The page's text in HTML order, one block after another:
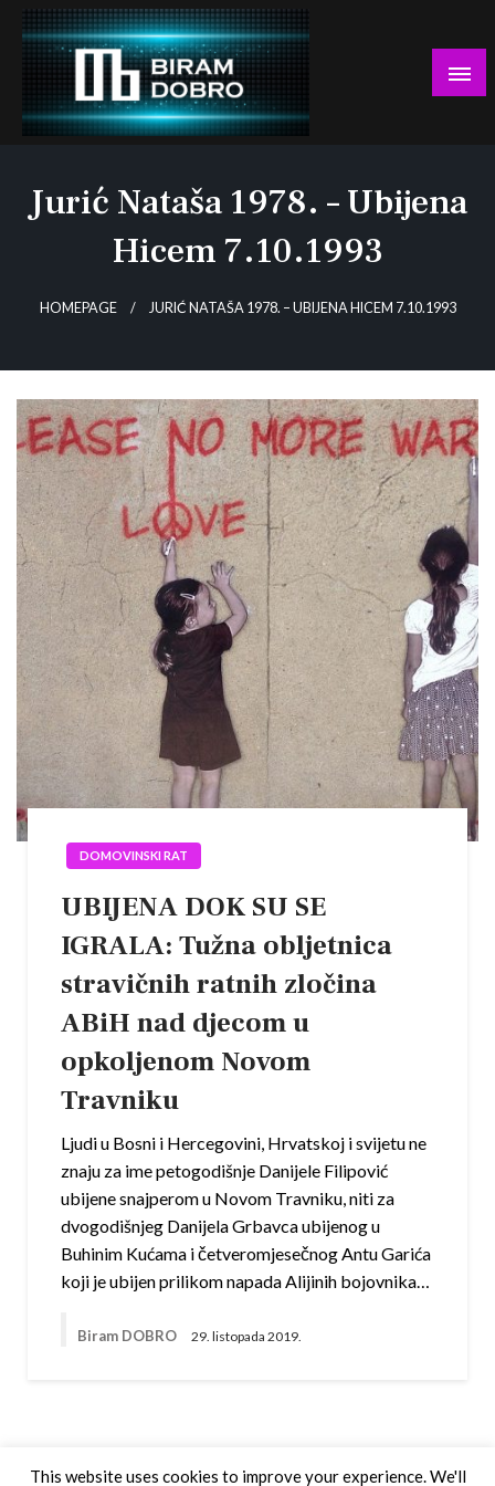
Skip
content
Jurić Nataša 1978. – Ubijena
Hicem 7.10.1993
HOMEPAGE JURIĆ NATAŠA 1978. – UBIJENA HICEM 7.10.1993
DOMOVINSKI RAT
UBIJENA DOK SU SE
IGRALA: Tužna obljetnica
stravičnih ratnih zločina
ABiH nad djecom u
opkoljenom Novom
Travniku
Ljudi u Bosni i Hercegovini, Hrvatskoj i svijetu ne
znaju za ime petogodišnje Danijele Filipović
ubijene snajperom u Novom Travniku, niti za
dvogodišnjeg Danijela Grbavca ubijenog u
Buhinim Kućama i četveromjesečnog Antu Garića
koji je ubijen prilikom napada Alijinih bojovnika…
Biram DOBRO 29. listopada 2019.
This website uses cookies to improve your experience. We'll